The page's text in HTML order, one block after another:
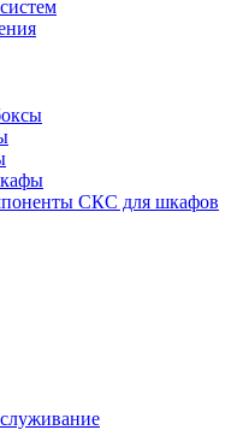
СКС для шкафов